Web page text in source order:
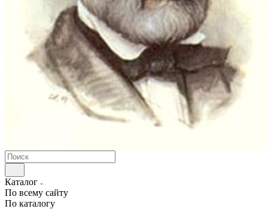
Каталог
По всему сайту
По каталогу